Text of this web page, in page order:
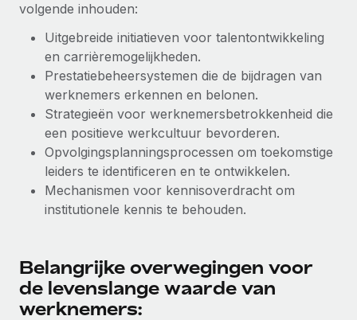
volgende inhouden:
Uitgebreide initiatieven voor talentontwikkeling
en carrièremogelijkheden.
Prestatiebeheersystemen die de bijdragen van
werknemers erkennen en belonen.
Strategieën voor werknemersbetrokkenheid die
een positieve werkcultuur bevorderen.
Opvolgingsplanningsprocessen om toekomstige
leiders te identificeren en te ontwikkelen.
Mechanismen voor kennisoverdracht om
institutionele kennis te behouden.
Belangrijke overwegingen voor
de levenslange waarde van
werknemers: